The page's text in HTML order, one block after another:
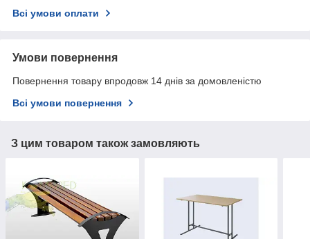
Всі умови оплати
Умови повернення
Повернення товару впродовж 14 днів за домовленістю
Всі умови повернення
З цим товаром також замовляють